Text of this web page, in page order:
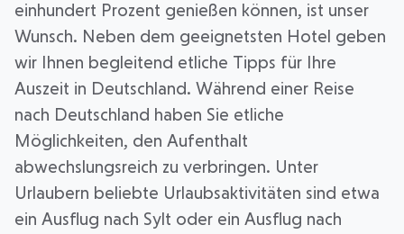
einhundert Prozent genießen können, ist unser
Wunsch. Neben dem geeignetsten Hotel geben
wir Ihnen begleitend etliche Tipps für Ihre
Auszeit in Deutschland. Während einer Reise
nach Deutschland haben Sie etliche
Möglichkeiten, den Aufenthalt
abwechslungsreich zu verbringen. Unter
Urlaubern beliebte Urlaubsaktivitäten sind etwa
ein Ausflug nach Sylt oder ein Ausflug nach